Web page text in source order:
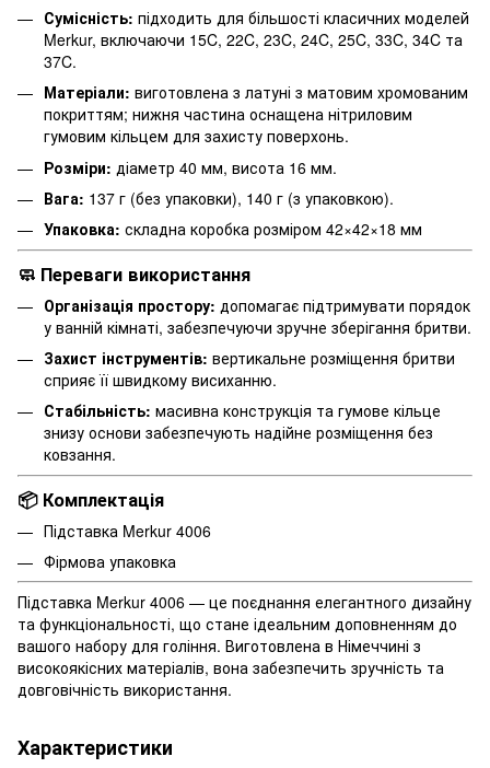
Сумісність: підходить для більшості класичних моделей
Merkur, включаючи 15C, 22C, 23C, 24C, 25C, 33C, 34C та
37C.
Матеріали: виготовлена з латуні з матовим хромованим
покриттям; нижня частина оснащена нітриловим
гумовим кільцем для захисту поверхонь.
Розміри: діаметр 40 мм, висота 16 мм.
Вага: 137 г (без упаковки), 140 г (з упаковкою).
Упаковка: складна коробка розміром 42×42×18 мм
🧼 Переваги використання
Організація простору: допомагає підтримувати порядок
у ванній кімнаті, забезпечуючи зручне зберігання бритви.
Захист інструментів: вертикальне розміщення бритви
сприяє її швидкому висиханню.
Стабільність: масивна конструкція та гумове кільце
знизу основи забезпечують надійне розміщення без
ковзання.
📦 Комплектація
Підставка Merkur 4006
Фірмова упаковка
Підставка Merkur 4006 — це поєднання елегантного дизайну
та функціональності, що стане ідеальним доповненням до
вашого набору для гоління. Виготовлена в Німеччині з
високоякісних матеріалів, вона забезпечить зручність та
довговічність використання.
Характеристики